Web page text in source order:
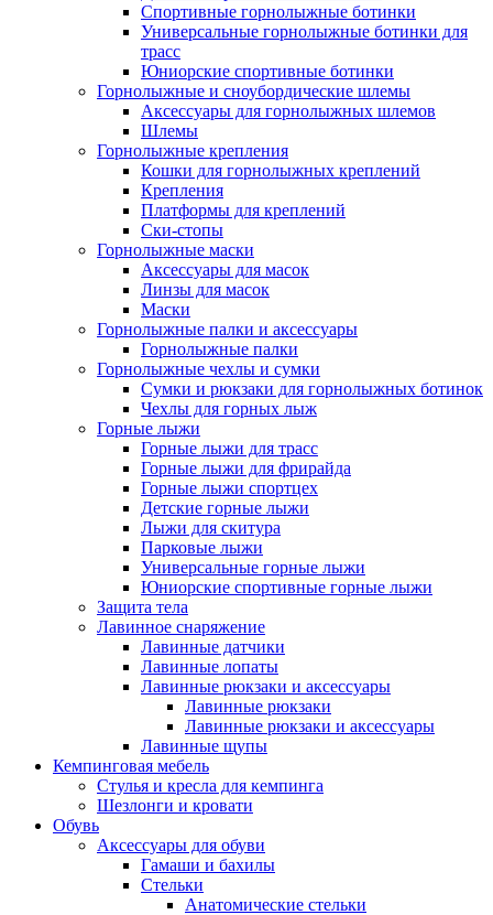
Спортивные горнолыжные ботинки
Универсальные горнолыжные ботинки для
трасс
Юниорские спортивные ботинки
Горнолыжные и сноубордические шлемы
Аксессуары для горнолыжных шлемов
Шлемы
Горнолыжные крепления
Кошки для горнолыжных креплений
Крепления
Платформы для креплений
Ски-стопы
Горнолыжные маски
Аксессуары для масок
Линзы для масок
Маски
Горнолыжные палки и аксессуары
Горнолыжные палки
Горнолыжные чехлы и сумки
Сумки и рюкзаки для горнолыжных ботинок
Чехлы для горных лыж
Горные лыжи
Горные лыжи для трасс
Горные лыжи для фрирайда
Горные лыжи спортцех
Детские горные лыжи
Лыжи для скитура
Парковые лыжи
Универсальные горные лыжи
Юниорские спортивные горные лыжи
Защита тела
Лавинное снаряжение
Лавинные датчики
Лавинные лопаты
Лавинные рюкзаки и аксессуары
Лавинные рюкзаки
Лавинные рюкзаки и аксессуары
Лавинные щупы
Кемпинговая мебель
Стулья и кресла для кемпинга
Шезлонги и кровати
Обувь
Аксессуары для обуви
Гамаши и бахилы
Стельки
Анатомические стельки